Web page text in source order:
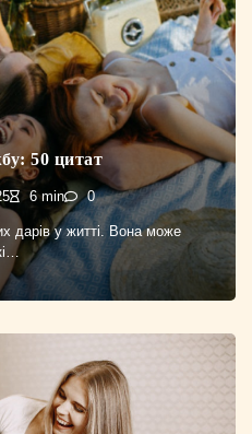
50 цитат
6 min 0
дарів у житті. Вона може